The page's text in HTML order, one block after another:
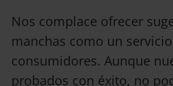
Nos complace ofrecer
manchas como un
consumidores. Aunque
probados con éxito, no